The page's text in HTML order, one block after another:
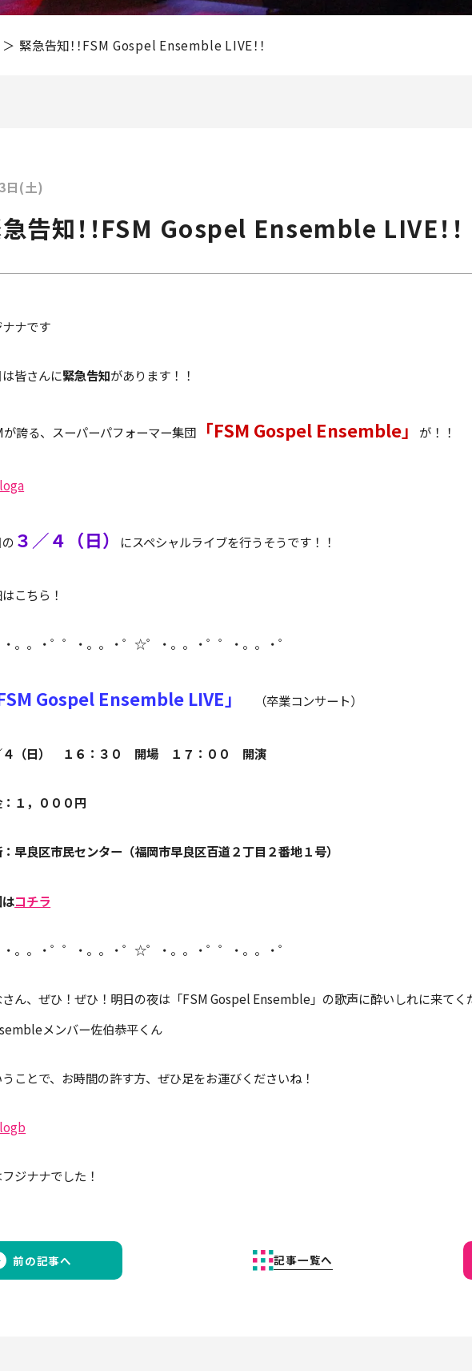
緊急告知！！FSM Gospel Ensemble LIVE！！
日(土)
告知！！FSM Gospel Ensemble LIVE！！
ナナです
皆さんに緊急告知があります！！
が誇る、スーパーパフォーマー集団 「FSM Gospel Ensemble」 が！！
３／４（日） にスペシャルライブを行うそうです！！
こちら！
。。・゜゜・。。・゜☆゜・。。・゜゜・。。・゜
FSM Gospel Ensemble LIVE」 （卒業コンサート）
４（日） １６：３０ 開場 １７：００ 開演
１，０００円
早良区市民センター（福岡市早良区百道２丁目２番地１号）
コチラ
。。・゜゜・。。・゜☆゜・。。・゜゜・。。・゜
さん、ぜひ！ぜひ！明日の夜は「FSM Gospel Ensemble」の歌声に酔いしれに来て
メンバー佐伯恭平くん
うことで、お時間の許す方、ぜひ足をお運びくださいね！
ジナナでした！
前の記事へ 記事一覧へ